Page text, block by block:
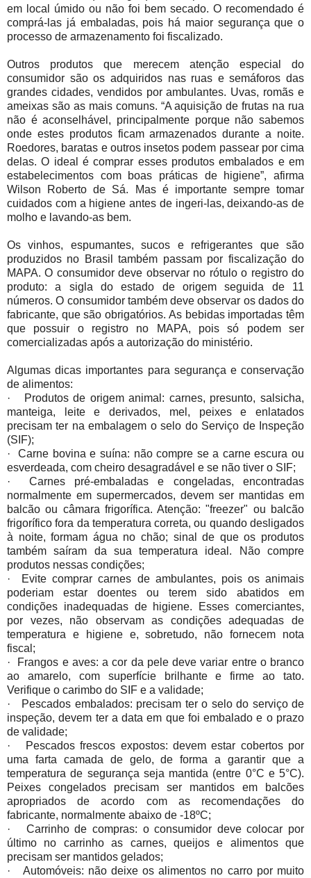
em local úmido ou não foi bem secado. O recomendado é
comprá-las já embaladas, pois há maior segurança que o
processo de armazenamento foi fiscalizado.
Outros produtos que merecem atenção especial do
consumidor são os adquiridos nas ruas e semáforos das
grandes cidades, vendidos por ambulantes. Uvas, romãs e
ameixas são as mais comuns. “A aquisição de frutas na rua
não é aconselhável, principalmente porque não sabemos
onde estes produtos ficam armazenados durante a noite.
Roedores, baratas e outros insetos podem passear por cima
delas. O ideal é comprar esses produtos embalados e em
estabelecimentos com boas práticas de higiene”, afirma
Wilson Roberto de Sá. Mas é importante sempre tomar
cuidados com a higiene antes de ingeri-las, deixando-as de
molho e lavando-as bem.
Os vinhos, espumantes, sucos e refrigerantes que são
produzidos no Brasil também passam por fiscalização do
MAPA. O consumidor deve observar no rótulo o registro do
produto: a sigla do estado de origem seguida de 11
números. O consumidor também deve observar os dados do
fabricante, que são obrigatórios. As bebidas importadas têm
que possuir o registro no MAPA, pois só podem ser
comercializadas após a autorização do ministério.
Algumas dicas importantes para segurança e conservação
de alimentos:
· Produtos de origem animal: carnes, presunto, salsicha,
manteiga, leite e derivados, mel, peixes e enlatados
precisam ter na embalagem o selo do Serviço de Inspeção
(SIF);
· Carne bovina e suína: não compre se a carne escura ou
esverdeada, com cheiro desagradável e se não tiver o SIF;
· Carnes pré-embaladas e congeladas, encontradas
normalmente em supermercados, devem ser mantidas em
balcão ou câmara frigorífica. Atenção: "freezer" ou balcão
frigorífico fora da temperatura correta, ou quando desligados
à noite, formam água no chão; sinal de que os produtos
também saíram da sua temperatura ideal. Não compre
produtos nessas condições;
· Evite comprar carnes de ambulantes, pois os animais
poderiam estar doentes ou terem sido abatidos em
condições inadequadas de higiene. Esses comerciantes,
por vezes, não observam as condições adequadas de
temperatura e higiene e, sobretudo, não fornecem nota
fiscal;
· Frangos e aves: a cor da pele deve variar entre o branco
ao amarelo, com superfície brilhante e firme ao tato.
Verifique o carimbo do SIF e a validade;
· Pescados embalados: precisam ter o selo do serviço de
inspeção, devem ter a data em que foi embalado e o prazo
de validade;
· Pescados frescos expostos: devem estar cobertos por
uma farta camada de gelo, de forma a garantir que a
temperatura de segurança seja mantida (entre 0°C e 5°C).
Peixes congelados precisam ser mantidos em balcões
apropriados de acordo com as recomendações do
fabricante, normalmente abaixo de -18ºC;
· Carrinho de compras: o consumidor deve colocar por
último no carrinho as carnes, queijos e alimentos que
precisam ser mantidos gelados;
· Automóveis: não deixe os alimentos no carro por muito